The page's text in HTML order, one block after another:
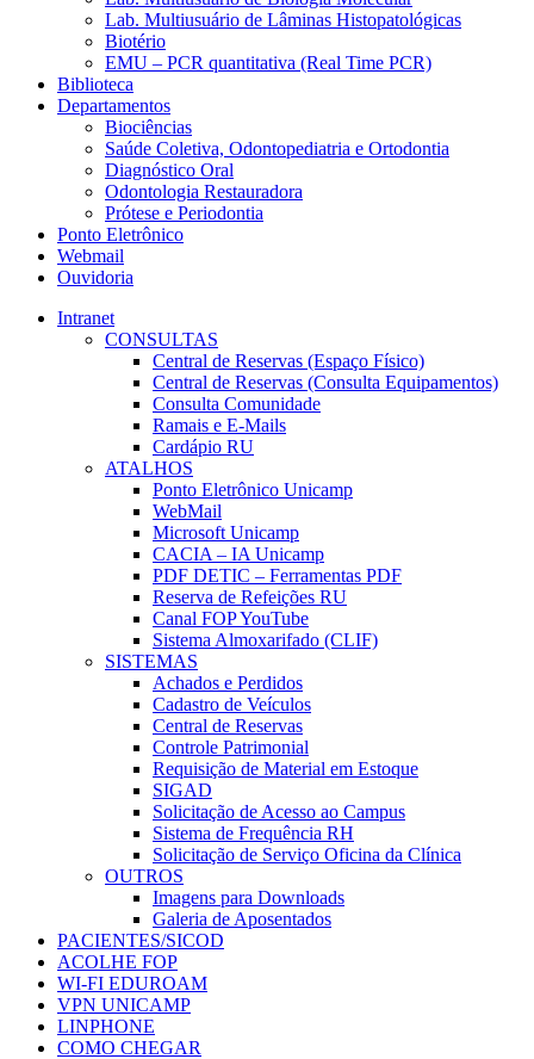
Lab. Multiusuário de Lâminas Histopatológicas
Biotério
EMU – PCR quantitativa (Real Time PCR)
Biblioteca
Departamentos
Biociências
Saúde Coletiva, Odontopediatria e Ortodontia
Diagnóstico Oral
Odontologia Restauradora
Prótese e Periodontia
Ponto Eletrônico
Webmail
Ouvidoria
Intranet
CONSULTAS
Central de Reservas (Espaço Físico)
Central de Reservas (Consulta Equipamentos)
Consulta Comunidade
Ramais e E-Mails
Cardápio RU
ATALHOS
Ponto Eletrônico Unicamp
WebMail
Microsoft Unicamp
CACIA – IA Unicamp
PDF DETIC – Ferramentas PDF
Reserva de Refeições RU
Canal FOP YouTube
Sistema Almoxarifado (CLIF)
SISTEMAS
Achados e Perdidos
Cadastro de Veículos
Central de Reservas
Controle Patrimonial
Requisição de Material em Estoque
SIGAD
Solicitação de Acesso ao Campus
Sistema de Frequência RH
Solicitação de Serviço Oficina da Clínica
OUTROS
Imagens para Downloads
Galeria de Aposentados
PACIENTES/SICOD
ACOLHE FOP
WI-FI EDUROAM
VPN UNICAMP
LINPHONE
COMO CHEGAR